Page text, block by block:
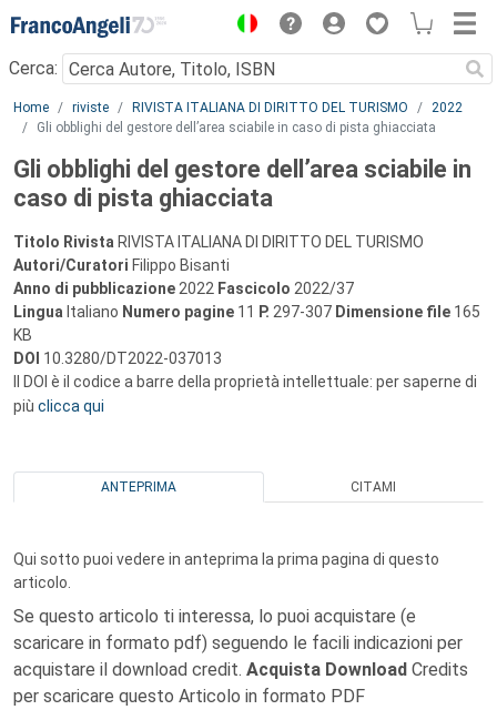
Menu
Cerca:
Main content
Home riviste RIVISTA ITALIANA DI DIRITTO DEL TURISMO
2022
Gli obblighi del gestore dell’area sciabile in caso di pista ghiacciata
Gli obblighi del gestore dell’area sciabile in
caso di pista ghiacciata
Titolo Rivista RIVISTA ITALIANA DI DIRITTO DEL TURISMO
Autori/Curatori Filippo Bisanti
Anno di pubblicazione 2022 Fascicolo 2022/37
Lingua Italiano Numero pagine 11 P. 297-307 Dimensione file 165
KB
DOI 10.3280/DT2022-037013
Il DOI è il codice a barre della proprietà intellettuale: per saperne di
più clicca qui
ANTEPRIMA CITAMI
Qui sotto puoi vedere in anteprima la prima pagina di questo
articolo.
Se questo articolo ti interessa, lo puoi acquistare (e
scaricare in formato pdf) seguendo le facili indicazioni per
acquistare il download credit. Acquista Download Credits
per scaricare questo Articolo in formato PDF